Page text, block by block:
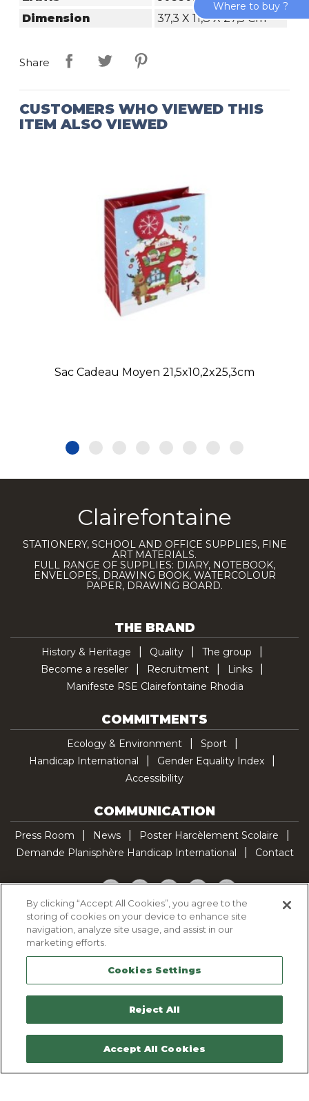
Dimension
37,3 X 11,8 X 27,5 Cm
Share
CUSTOMERS WHO VIEWED THIS
ITEM ALSO VIEWED
Sac Cadeau Moyen 21,5x10,2x25,3cm
Clairefontaine
STATIONERY, SCHOOL AND OFFICE SUPPLIES, FINE
ART MATERIALS.
FULL RANGE OF SUPPLIES: DIARY, NOTEBOOK,
ENVELOPES, DRAWING BOOK, WATERCOLOUR
PAPER, DRAWING BOARD.
THE BRAND
History & Heritage Quality
The group
Become a reseller
Recruitment
Links
Manifeste RSE Clairefontaine Rhodia
COMMITMENTS
Ecology & Environment
Sport
Handicap International
Gender Equality Index
Accessibility
COMMUNICATION
Press Room News
Poster Harcèlement Scolaire
Demande Planisphère Handicap International
Contact
Facebook
TwitterYouTubePinterestTikTok
Cookie Policy
Legal Notice
Sitemap
Contactez-nous
Where to buy ?
By clicking “Accept All Cookies”, you agree to the
storing of cookies on your device to enhance site
navigation, analyze site usage, and assist in our
marketing efforts.
Cookies Settings
Reject All
Accept All Cookies